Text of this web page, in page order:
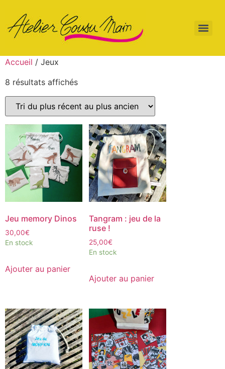
Accueil / Jeux
8 résultats affichés
Jeu memory Dinos
30,00€
En stock
Ajouter au panier
Tangram : jeu de la
ruse !
25,00€
En stock
Ajouter au panier